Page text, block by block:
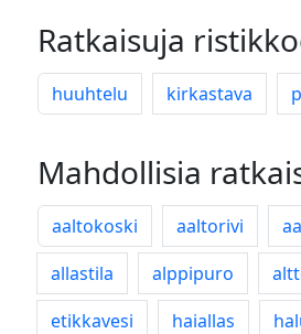
Ratkaisuja
huuhtelu kirkastava
Mahdollisia
aaltokoski aaltorivi
allastila
alppipuro
etikkavesi
haiallas